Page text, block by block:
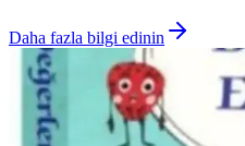
Daha fazla bilgi edinin